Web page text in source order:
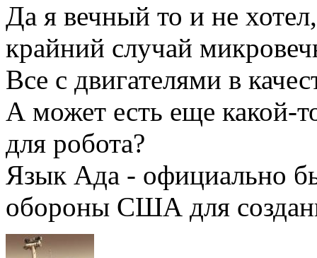
Да я вечный то и не
крайний случай
Все с двигателями в
А может есть еще какой-
для робота?
Язык Ада - официально
обороны США для